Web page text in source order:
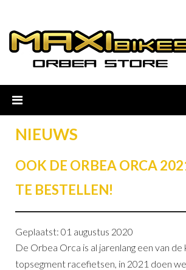
NIEUWS
OOK DE ORBEA ORCA
TE BESTELLEN!
Geplaatst: 01 augustus 2020
De Orbea Orca is al jarenlang een van
topsegment racefietsen, in 2021 doen